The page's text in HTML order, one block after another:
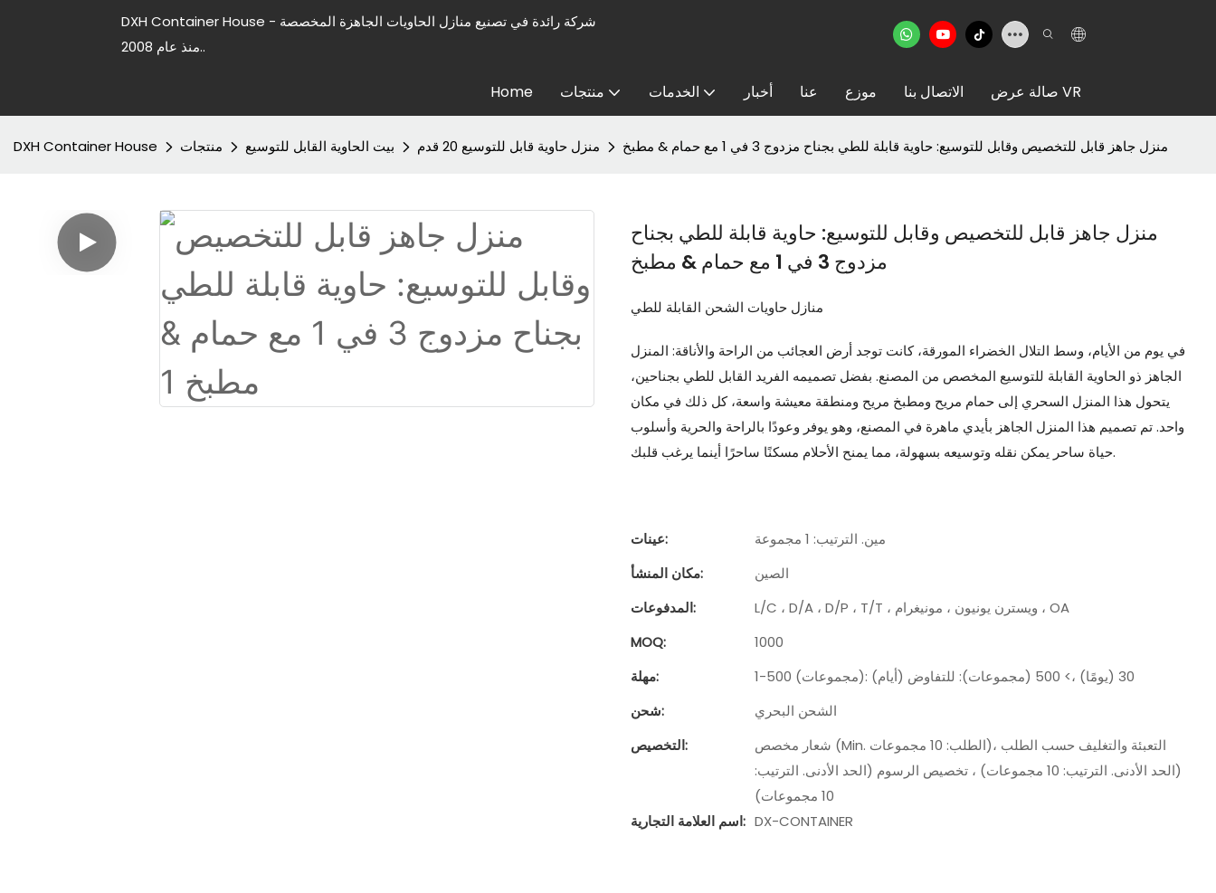
DXH Container House - شركة رائدة في تصنيع منازل الحاويات الجاهزة المخصصة
منذ عام 2008..
Home منتجات الخدمات أخبار عنا موزع الاتصال بنا صالة عرض VR
DXH Container House منتجات بيت الحاوية القابل للتوسيع منزل حاوية قابل للتوسيع 20 قدم منزل جاهز قابل للتخصيص وقابل للتوسيع: حاوية قابلة للطي بجناح مزدوج 3 في 1 مع حمام & مطبخ
منزل جاهز قابل للتخصيص وقابل للتوسيع: حاوية قابلة للطي بجناح
مزدوج 3 في 1 مع حمام & مطبخ
منازل حاويات الشحن القابلة للطي
في يوم من الأيام، وسط التلال الخضراء المورقة، كانت توجد أرض العجائب من الراحة والأناقة: المنزل
الجاهز ذو الحاوية القابلة للتوسيع المخصص من المصنع. بفضل تصميمه الفريد القابل للطي بجناحين،
يتحول هذا المنزل السحري إلى حمام مريح ومطبخ مريح ومنطقة معيشة واسعة، كل ذلك في مكان
واحد. تم تصميم هذا المنزل الجاهز بأيدي ماهرة في المصنع، وهو يوفر وعودًا بالراحة والحرية وأسلوب
حياة ساحر يمكن نقله وتوسيعه بسهولة، مما يمنح الأحلام مسكنًا ساحرًا أينما يرغب قلبك.
عينات:
مين. الترتيب: 1 مجموعة
مكان المنشأ:
الصين
المدفوعات:
L/C ، D/A ، D/P ، T/T ، ويسترن يونيون ، مونيغرام ، OA
MOQ:
1000
مهلة:
1-500 (مجموعات): 30 (يومًا) ،> 500 (مجموعات): للتفاوض (أيام)
شحن:
الشحن البحري
التخصيص:
شعار مخصص (Min. الطلب: 10 مجموعات)، التعبئة والتغليف حسب الطلب
(الحد الأدنى. الترتيب: 10 مجموعات) ، تخصيص الرسوم (الحد الأدنى. الترتيب:
10 مجموعات)
اسم العلامة التجارية: DX-CONTAINER